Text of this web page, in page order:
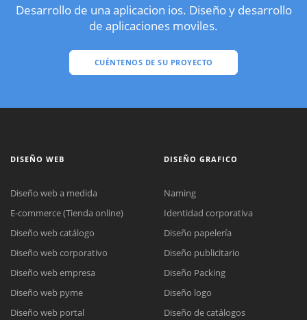
Desarrollo de una aplicacion ios. Diseño y desarrollo
de aplicaciones moviles.
CUÉNTENOS DE SU PROYECTO
DISEÑO WEB
Diseño web a medida
E-commerce (Tienda online)
Diseño web catálogo
Diseño web corporativo
Diseño web empresa
Diseño web pyme
Diseño web portal
DISEÑO GRAFICO
Naming
Identidad corporativa
Diseño papelería
Diseño publicitario
Diseño Packing
Diseño logo
Diseño de catálogos